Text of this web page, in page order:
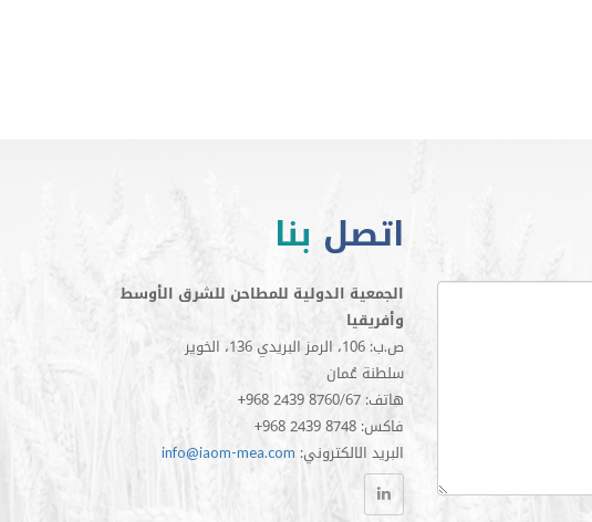
اتصل بنا
الجمعية الدولية للمطاحن للشرق الأوسط
وأفريقيا
ص.ب: 106، الرمز البريدي 136، الخوير
سلطنة عُمان
+968 2439 8760/67 :هاتف
+968 2439 8748 :فاكس
info@iaom-mea.com :البريد الالكتروني